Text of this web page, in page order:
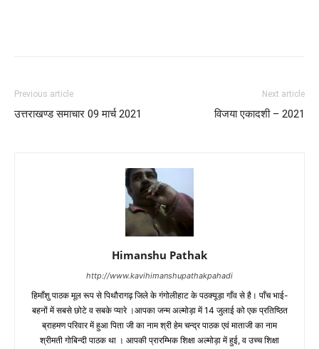
Previous article
उत्तराखण्ड समाचार 09 मार्च 2021
Next article
विजया एकादशी – 2021
Himanshu Pathak
http://www.kavihimanshupathakpahadi
हिमाँशु पाठक मूल रूप से पिथौरागढ़ जिले के गंगोलीहाट के पठक्यूड़ा गाँव से है। पाँच भाई-
बहनों में सबसे छोटे व सबके प्यारे ।आपका जन्म अल्मोड़ा में 14 जुलाई को एक प्रतिष्ठित
ब्राहमण परिवार में हुआ पिता जी का नाम श्री हेम चन्द्र पाठक एवं माताजी का नाम
श्रीमती गोबिन्दी पाठक था । आपकी प्रारम्भिक शिक्षा अल्मोड़ा में हुई, व उच्च शिक्षा